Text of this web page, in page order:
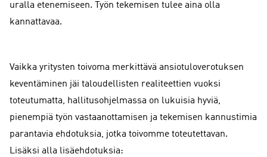
uralla etenemiseen. Työn tekemisen tulee aina olla
kannattavaa.
Vaikka yritysten toivoma merkittävä ansiotuloverotuksen
keventäminen jäi taloudellisten realiteettien vuoksi
toteutumatta, hallitusohjelmassa on lukuisia hyviä,
pienempiä työn vastaanottamisen ja tekemisen kannustimia
parantavia ehdotuksia, jotka toivomme toteutettavan.
Lisäksi alla lisäehdotuksia: